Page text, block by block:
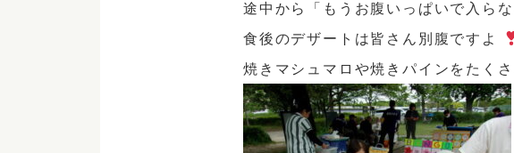
途中から「もうお腹いっぱいで入ら
食後のデザートは皆さん別腹ですよ
焼きマシュマロや焼きパインをたく